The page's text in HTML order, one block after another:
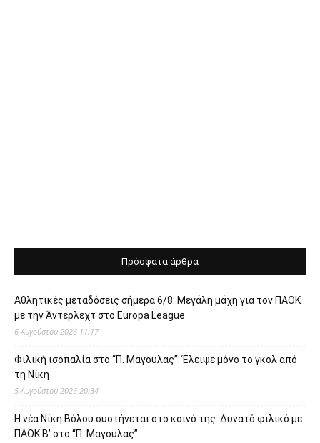
Πρόσφατα άρθρα
Αθλητικές μεταδόσεις σήμερα 6/8: Μεγάλη μάχη για τον ΠΑΟΚ
με την Άντερλεχτ στο Europa League
6 Αυγούστου 2026 11:17
Φιλική ισοπαλία στο “Π. Μαγουλάς”: Έλειψε μόνο το γκολ από
τη Νίκη
5 Αυγούστου 2026 20:34
Η νέα Νίκη Βόλου συστήνεται στο κοινό της: Δυνατό φιλικό με
ΠΑΟΚ Β’ στο “Π. Μαγουλάς”